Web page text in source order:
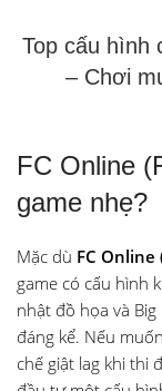
Top cấu hình
– Chơi
FC Online
game nhẹ?
Mặc dù FC Online
game có cấu hình
nhật đồ họa và
đáng kể. Nếu
chế giật lag khi thi